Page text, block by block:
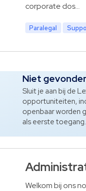
corporate dos…
Paralegal
Niet
Sluit je aan bij de
opportuniteiten,
openbaar worden
als eerste toegang.
Welkom bij ons